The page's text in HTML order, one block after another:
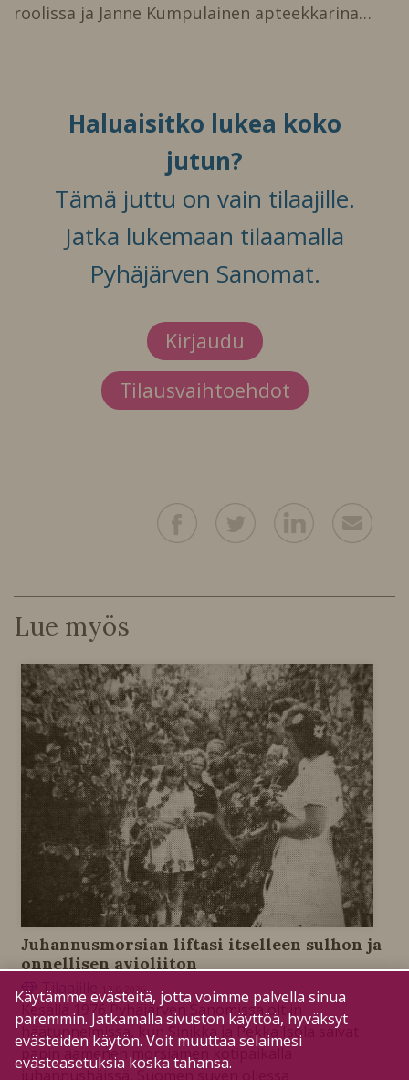
roolissa ja Janne Kumpulainen apteekkarina…
Haluaisitko lukea koko
jutun?
Tämä juttu on vain tilaajille.
Jatka lukemaan tilaamalla
Pyhäjärven Sanomat.
Kirjaudu
Tilausvaihtoehdot
Lue myös
Juhannusmorsian liftasi itselleen sulhon ja
onnellisen avioliiton
Tilaajille 13.6.2026
Kesällä 1976 Pyhäjärven Sanomissa oltiin
häätunnelmissa, kun Sinikka ja Pekka Isola saivat
papin aamenen morsiamen kotipaikalla
juhannushäissä, Suomen suven ollessa
Käytämme evästeitä, jotta voimme palvella sinua
paremmin. Jatkamalla sivuston käyttöä, hyväksyt
evästeiden käytön. Voit muuttaa selaimesi
evästeasetuksia koska tahansa.